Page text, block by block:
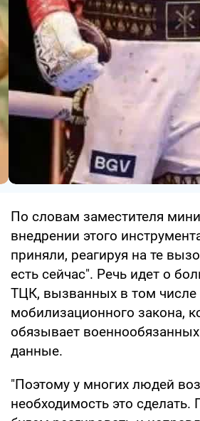
По словам заместителя
внедрении этого
приняли, реагируя на те
есть сейчас". Речь идет о
ТЦК, вызванных в том числе
мобилизационного закона,
обязывает
данные.
"Поэтому у многих людей
необходимость это